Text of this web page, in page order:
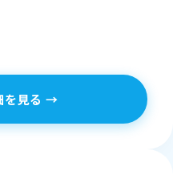
を見る →